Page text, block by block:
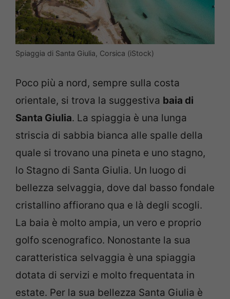
Spiaggia di Santa Giulia, Corsica (iStock)
Poco più a nord, sempre sulla costa
orientale, si trova la suggestiva baia di
Santa Giulia. La spiaggia è una lunga
striscia di sabbia bianca alle spalle della
quale si trovano una pineta e uno stagno,
lo Stagno di Santa Giulia. Un luogo di
bellezza selvaggia, dove dal basso fondale
cristallino affiorano qua e là degli scogli.
La baia è molto ampia, un vero e proprio
golfo scenografico. Nonostante la sua
caratteristica selvaggia è una spiaggia
dotata di servizi e molto frequentata in
estate. Per la sua bellezza Santa Giulia è